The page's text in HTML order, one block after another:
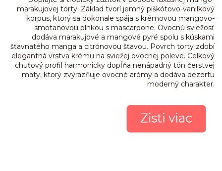
marakujovej torty. Základ tvorí jemný piškótovo-vanilkový
korpus, ktorý sa dokonale spája s krémovou mangovo-
smotanovou plnkou s mascarpone. Ovocnú sviežosť
dodáva marakujové a mangové pyré spolu s kúskami
šťavnatého manga a citrónovou šťavou. Povrch torty zdobí
elegantná vrstva krému na sviežej ovocnej poleve. Celkový
chuťový profil harmonicky dopĺňa nenápadný tón čerstvej
mäty, ktorý zvýrazňuje ovocné arómy a dodáva dezertu
moderný charakter.